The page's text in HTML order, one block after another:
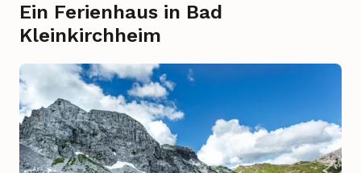
Ein Ferienhaus in Bad
Kleinkirchheim